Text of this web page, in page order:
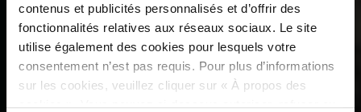
contenus et publicités personnalisés et d’offrir des
fonctionnalités relatives aux réseaux sociaux. Le site
utilise également des cookies pour lesquels votre
consentement n’est pas requis. Pour plus d’informations
sur les cookies, veuillez cliquer sur « À propos des
cookies ». Vous pouvez ci-dessous autoriser, refuser ou